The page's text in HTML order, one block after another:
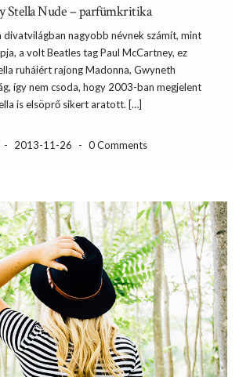
Stella Nude – parfümkritika
divatvilágban nagyobb névnek számít, mint
a volt Beatles tag Paul McCartney, ez
ruháiért rajong Madonna, Gwyneth
így nem csoda, hogy 2003-ban megjelent
is elsöprő sikert aratott. […]
- 2013-11-26 - 0 Comments